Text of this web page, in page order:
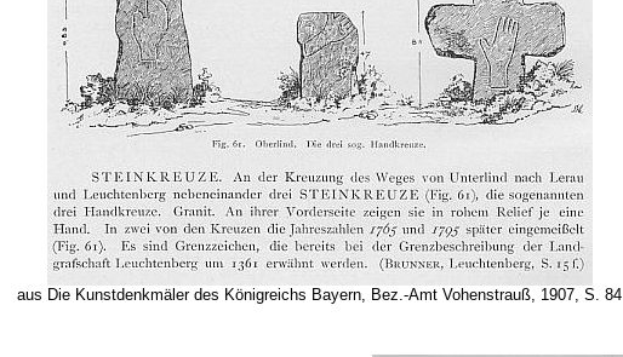
aus Die Kunstdenkmäler des Königreichs Bayern, Bez.-Amt Vohenstrauß, 1907, S. 84